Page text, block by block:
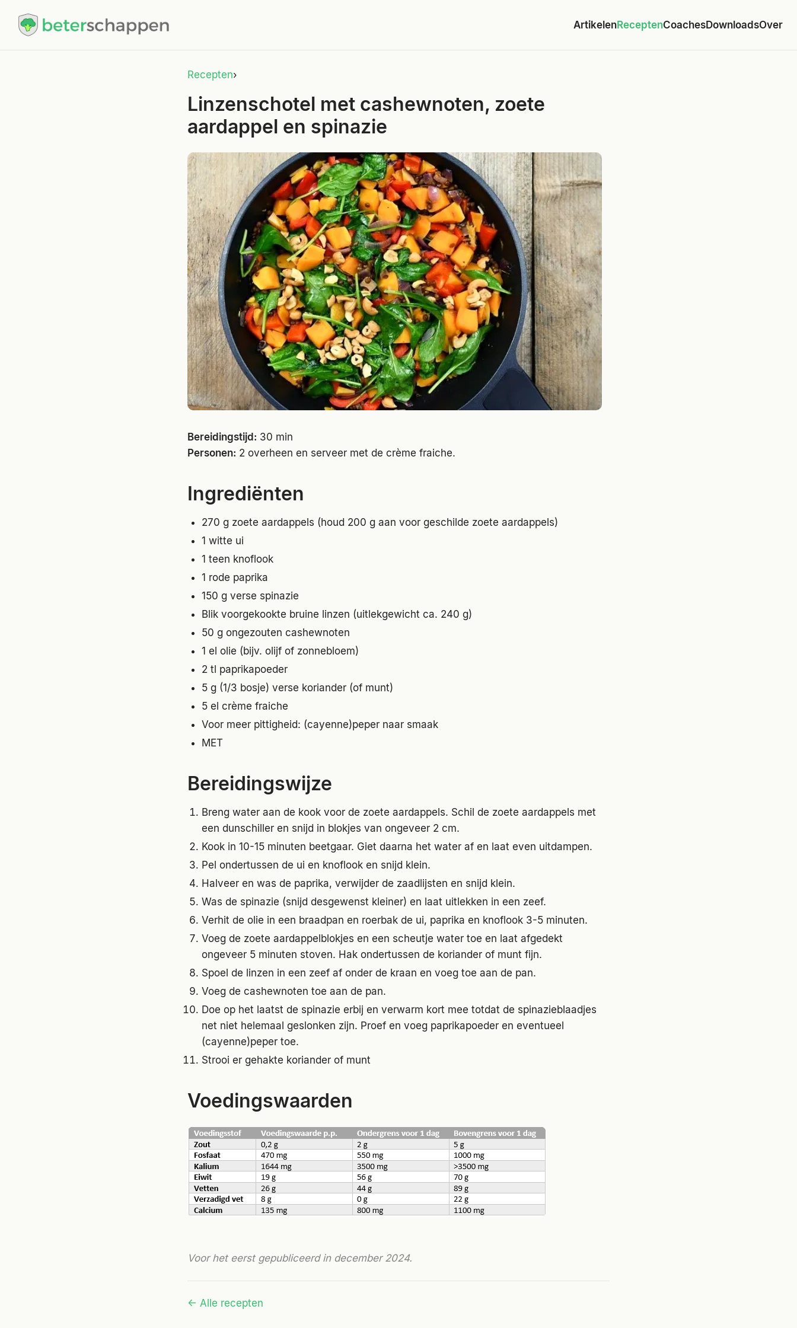
ArtikelenReceptenCoachesDownloadsOver
Recepten›
Linzenschotel met cashewnoten, zoete
aardappel en spinazie
Bereidingstijd: 30 min
Personen: 2 overheen en serveer met de crème fraiche.
Ingrediënten
270 g zoete aardappels (houd 200 g aan voor geschilde zoete aardappels)
1 witte ui
1 teen knoflook
1 rode paprika
150 g verse spinazie
Blik voorgekookte bruine linzen (uitlekgewicht ca. 240 g)
50 g ongezouten cashewnoten
1 el olie (bijv. olijf of zonnebloem)
2 tl paprikapoeder
5 g (1/3 bosje) verse koriander (of munt)
5 el crème fraiche
Voor meer pittigheid: (cayenne)peper naar smaak
MET
Bereidingswijze
Breng water aan de kook voor de zoete aardappels. Schil de zoete aardappels met
een dunschiller en snijd in blokjes van ongeveer 2 cm.
Kook in 10-15 minuten beetgaar. Giet daarna het water af en laat even uitdampen.
Pel ondertussen de ui en knoflook en snijd klein.
Halveer en was de paprika, verwijder de zaadlijsten en snijd klein.
Was de spinazie (snijd desgewenst kleiner) en laat uitlekken in een zeef.
Verhit de olie in een braadpan en roerbak de ui, paprika en knoflook 3-5 minuten.
Voeg de zoete aardappelblokjes en een scheutje water toe en laat afgedekt
ongeveer 5 minuten stoven. Hak ondertussen de koriander of munt fijn.
Spoel de linzen in een zeef af onder de kraan en voeg toe aan de pan.
Voeg de cashewnoten toe aan de pan.
Doe op het laatst de spinazie erbij en verwarm kort mee totdat de spinazieblaadjes
net niet helemaal geslonken zijn. Proef en voeg paprikapoeder en eventueel
(cayenne)peper toe.
Strooi er gehakte koriander of munt
Voedingswaarden
Voor het eerst gepubliceerd in december 2024.
← Alle recepten